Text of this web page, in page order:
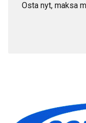
Osta nyt, maksa